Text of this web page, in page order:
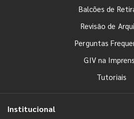
Balcões de
Revisão de
Perguntas
GIV na
Tutoriais
Institucional